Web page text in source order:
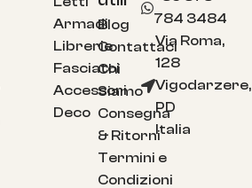
Armadi
Librerie
Fasciatoi
Accessori
Deco
Blog
Contattaci
Chi
Siamo
Consegna
& Ritorni
Termini e
Condizioni
784 3484
Via Roma,
128
Vigodarzere,
PD
Italia